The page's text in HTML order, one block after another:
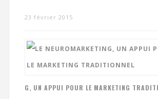
23 février 2015
G, UN APPUI POUR LE MARKETING